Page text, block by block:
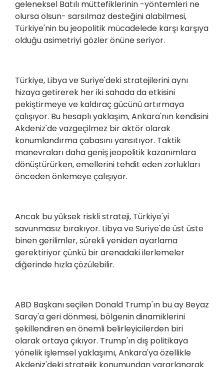
geleneksel Batılı müttefiklerinin -yöntemleri ne
olursa olsun- sarsılmaz desteğini alabilmesi,
Türkiye'nin bu jeopolitik mücadelede karşı karşıya
olduğu asimetriyi gözler önüne seriyor.
Türkiye, Libya ve Suriye'deki stratejilerini aynı
hizaya getirerek her iki sahada da etkisini
pekiştirmeye ve kaldıraç gücünü artırmaya
çalışıyor. Bu hesaplı yaklaşım, Ankara'nın kendisini
Akdeniz'de vazgeçilmez bir aktör olarak
konumlandırma çabasını yansıtıyor. Taktik
manevraları daha geniş jeopolitik kazanımlara
dönüştürürken, emellerini tehdit eden zorlukları
önceden önlemeye çalışıyor.
Ancak bu yüksek riskli strateji, Türkiye'yi
savunmasız bırakıyor. Libya ve Suriye'de üst üste
binen gerilimler, sürekli yeniden ayarlama
gerektiriyor çünkü bir arenadaki ilerlemeler
diğerinde hızla çözülebilir.
ABD Başkanı seçilen Donald Trump'ın bu ay Beyaz
Saray'a geri dönmesi, bölgenin dinamiklerini
şekillendiren en önemli belirleyicilerden biri
olarak ortaya çıkıyor. Trump'ın dış politikaya
yönelik işlemsel yaklaşımı, Ankara'ya özellikle